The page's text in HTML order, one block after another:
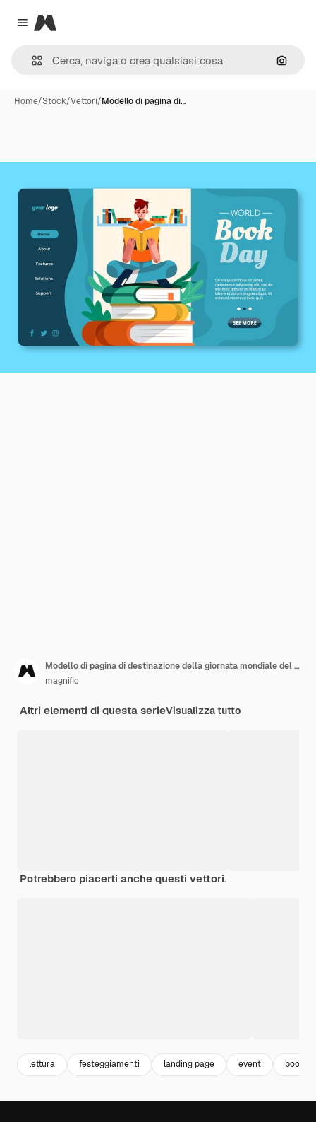
Close menu
Magnific
Cerca
Home/Stock/Vettori/Modello di pagina di…
Modello di pagina di destinazione della giornata mondiale del libro piatto
magnific
Altri elementi di questa serieVisualizza tutto
Potrebbero piacerti anche questi vettori.
lettura festeggiamenti landing page event book